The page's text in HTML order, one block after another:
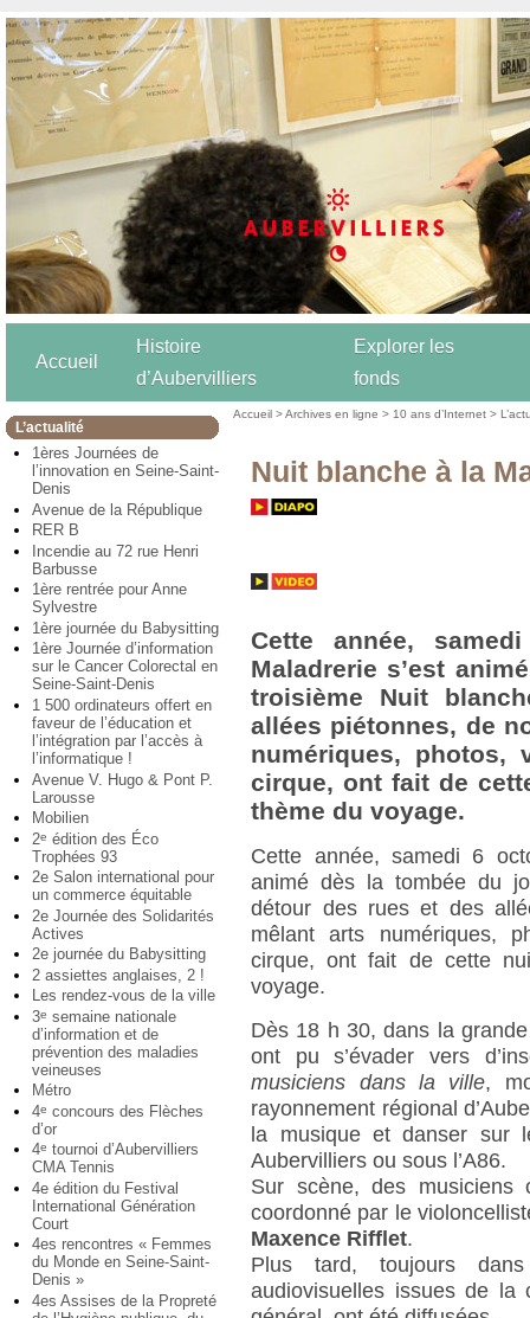
Accueil
Histoire
d’Aubervilliers
Explorer les
fonds
L’actualité
1ères Journées de
l’innovation en Seine-Saint-
Denis
Avenue de la République
RER B
Incendie au 72 rue Henri
Barbusse
1ère rentrée pour Anne
Sylvestre
1ère journée du Babysitting
1ère Journée d’information
sur le Cancer Colorectal en
Seine-Saint-Denis
1 500 ordinateurs offert en
faveur de l’éducation et
l’intégration par l’accès à
l’informatique !
Avenue V. Hugo & Pont P.
Larousse
Mobilien
2e édition des Éco
Trophées 93
2e Salon international pour
un commerce équitable
2e Journée des Solidarités
Actives
2e journée du Babysitting
2 assiettes anglaises, 2 !
Les rendez-vous de la ville
3e semaine nationale
d’information et de
prévention des maladies
veineuses
Métro
4e concours des Flèches
d’or
4e tournoi d’Aubervilliers
CMA Tennis
4e édition du Festival
International Génération
Court
4es rencontres « Femmes
du Monde en Seine-Saint-
Denis »
4es Assises de la Propreté
Accueil >Archives en ligne > 10 ans d’Internet >
Nuit blanche à la
Cette année,
Maladrerie s’est
troisième Nuit
allées piétonnes, de
numériques, photos,
cirque, ont fait de
thème du voyage.
Cette année, samedi 6
animé dès la tombée du
détour des rues et des
mêlant arts numériques,
cirque, ont fait de cette
voyage.
Dès 18 h 30, dans la
ont pu s’évader vers
musiciens dans la ville,
rayonnement régional
la musique et danser sur
Aubervilliers ou sous l’A86.
Sur scène, des
coordonné par le
Maxence Rifflet.
Plus tard, toujours
audiovisuelles issues de la